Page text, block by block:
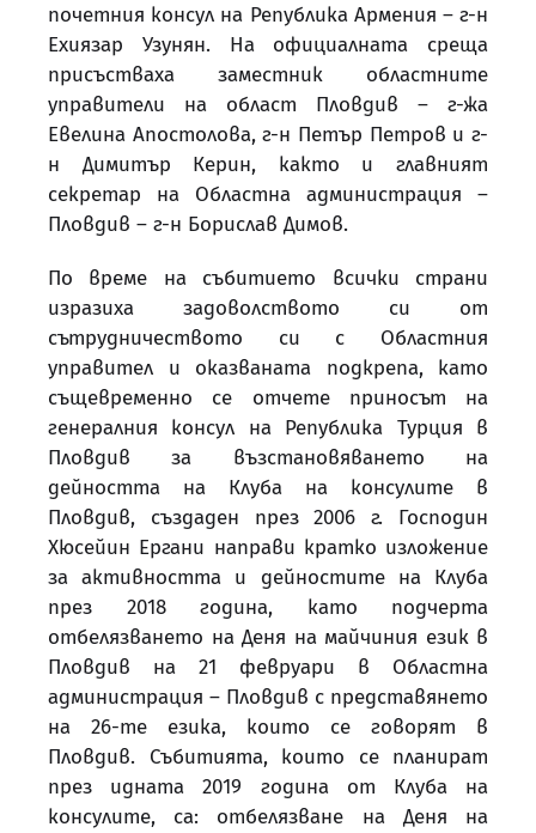
почетния консул на Република Армения – г-н
Ехиязар Узунян. На официалната среща
присъстваха заместник областните
управители на област Пловдив – г-жа
Евелина Апостолова, г-н Петър Петров и г-
н Димитър Керин, както и главният
секретар на Областна администрация –
Пловдив – г-н Борислав Димов.
По време на събитието всички страни
изразиха задоволството си от
сътрудничеството си с Областния
управител и оказваната подкрепа, като
същевременно се отчете приносът на
генералния консул на Република Турция в
Пловдив за възстановяването на
дейността на Клуба на консулите в
Пловдив, създаден през 2006 г. Господин
Хюсейин Ергани направи кратко изложение
за активността и дейностите на Клуба
през 2018 година, като подчерта
отбелязването на Деня на майчиния език в
Пловдив на 21 февруари в Областна
администрация – Пловдив с представянето
на 26-те езика, които се говорят в
Пловдив. Събитията, които се планират
през идната 2019 година от Клуба на
консулите, са: отбелязване на Деня на